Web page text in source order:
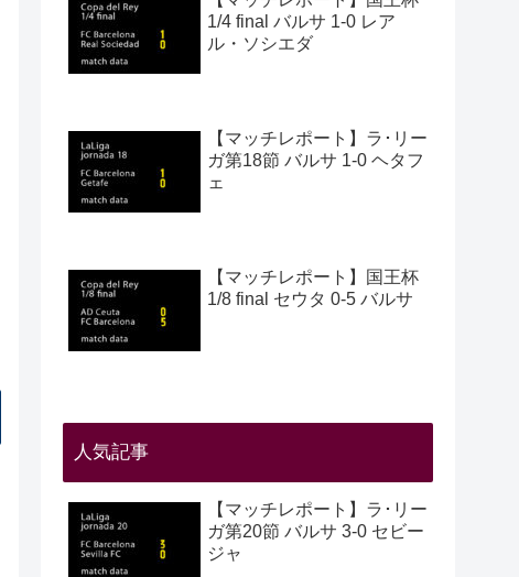
1/4 final バルサ 1-0 レア
ル・ソシエダ
【マッチレポート】ラ･リー
ガ第18節 バルサ 1-0 ヘタフ
ェ
【マッチレポート】国王杯
1/8 final セウタ 0-5 バルサ
人気記事
【マッチレポート】ラ･リー
ガ第20節 バルサ 3-0 セビー
ジャ